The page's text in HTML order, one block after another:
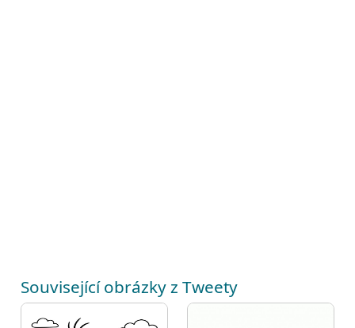
Související obrázky z Tweety